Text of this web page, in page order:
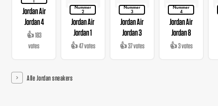
Jordan Air
Jordan 4
👍 183
votes
Nummer
2
Jordan Air
Jordan 1
👍 47 votes
Nummer
3
Jordan Air
Jordan 3
👍 37 votes
Nummer
4
Jordan Air
Jordan 8
👍 3 votes
Alle Jordan sneakers